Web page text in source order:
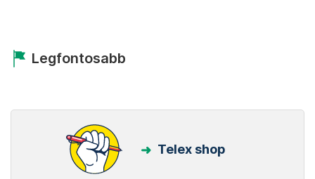
Legfontosabb
Telex shop